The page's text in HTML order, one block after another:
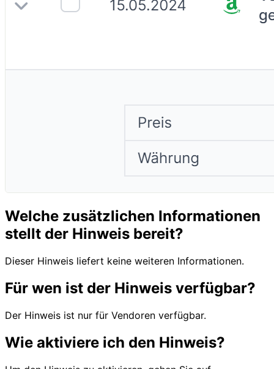
Welche zusätzlichen Informationen
stellt der Hinweis bereit?
Dieser Hinweis liefert keine weiteren Informationen.
Für wen ist der Hinweis verfügbar?
Der Hinweis ist nur für Vendoren verfügbar.
Wie aktiviere ich den Hinweis?